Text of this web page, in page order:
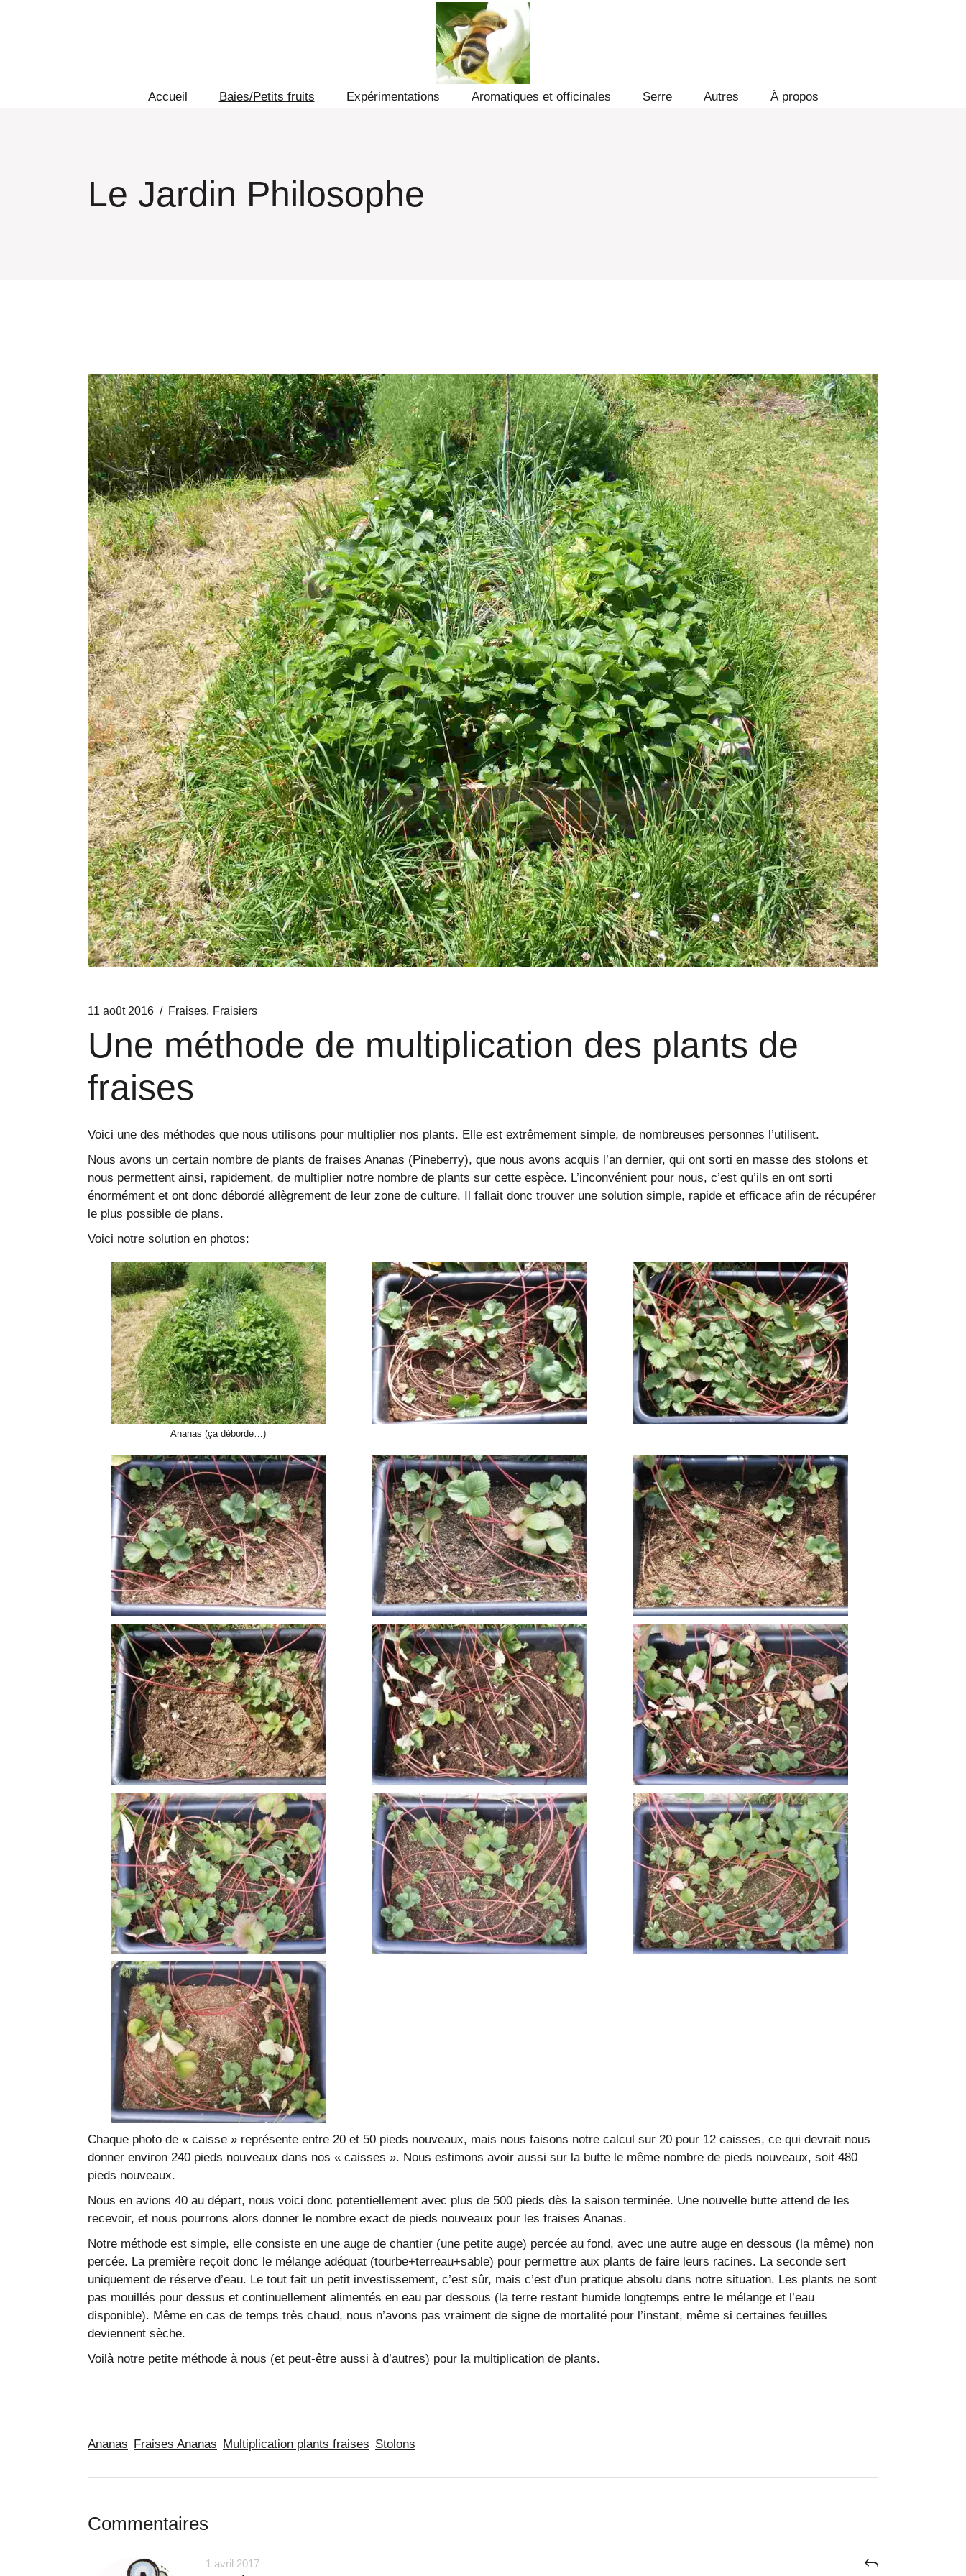
Accueil Baies/Petits fruits Expérimentations Aromatiques et officinales Serre Autres À propos
Le Jardin Philosophe
11 août 2016 Fraises Fraisiers
Une méthode de multiplication des plants de
fraises
Voici une des méthodes que nous utilisons pour multiplier nos plants. Elle est extrêmement simple, de nombreuses personnes l’utilisent.
Nous avons un certain nombre de plants de fraises Ananas (Pineberry), que nous avons acquis l’an dernier, qui ont sorti en masse des stolons et
nous permettent ainsi, rapidement, de multiplier notre nombre de plants sur cette espèce. L’inconvénient pour nous, c’est qu’ils en ont sorti
énormément et ont donc débordé allègrement de leur zone de culture. Il fallait donc trouver une solution simple, rapide et efficace afin de récupérer
le plus possible de plans.
Voici notre solution en photos:
Ananas (ça déborde…)
Chaque photo de « caisse » représente entre 20 et 50 pieds nouveaux, mais nous faisons notre calcul sur 20 pour 12 caisses, ce qui devrait nous
donner environ 240 pieds nouveaux dans nos « caisses ». Nous estimons avoir aussi sur la butte le même nombre de pieds nouveaux, soit 480
pieds nouveaux.
Nous en avions 40 au départ, nous voici donc potentiellement avec plus de 500 pieds dès la saison terminée. Une nouvelle butte attend de les
recevoir, et nous pourrons alors donner le nombre exact de pieds nouveaux pour les fraises Ananas.
Notre méthode est simple, elle consiste en une auge de chantier (une petite auge) percée au fond, avec une autre auge en dessous (la même) non
percée. La première reçoit donc le mélange adéquat (tourbe+terreau+sable) pour permettre aux plants de faire leurs racines. La seconde sert
uniquement de réserve d’eau. Le tout fait un petit investissement, c’est sûr, mais c’est d’un pratique absolu dans notre situation. Les plants ne sont
pas mouillés pour dessus et continuellement alimentés en eau par dessous (la terre restant humide longtemps entre le mélange et l’eau
disponible). Même en cas de temps très chaud, nous n’avons pas vraiment de signe de mortalité pour l’instant, même si certaines feuilles
deviennent sèche.
Voilà notre petite méthode à nous (et peut-être aussi à d’autres) pour la multiplication de plants.
Ananas Fraises Ananas Multiplication plants fraises Stolons
Commentaires
1 avril 2017